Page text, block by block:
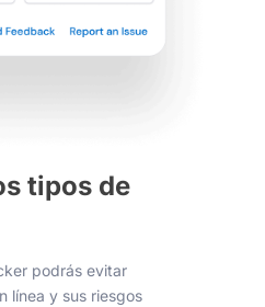
tipos de
podrás evitar
línea y sus riesgos